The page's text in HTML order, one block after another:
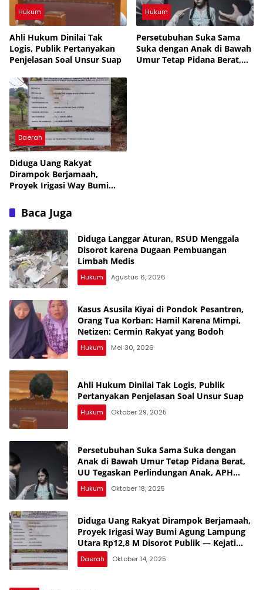
Hukum
Ahli Hukum Dinilai Tak
Logis, Publik Pertanyakan
Penjelasan Soal Unsur Suap
Hukum
Persetubuhan Suka Sama
Suka dengan Anak di Bawah
Umur Tetap Pidana Berat,
Daerah
Diduga Uang Rakyat
Dirampok Berjamaah,
Proyek Irigasi Way Bumi
Rp12,8 M Disorot Publik —
Kejati Turun, Tapi Bungkam!
Baca Juga
Diduga Langgar Aturan, RSUD Menggala
Disorot karena Dugaan Pembuangan
Limbah Medis
Hukum Agustus 6, 2026
Kasus Asusila Kiyai di Pondok Pesantren,
Orang Tua Korban: Hamil Karena Mimpi,
Netizen: Cermin Rakyat yang Bodoh
Hukum Mei 30, 2026
Ahli Hukum Dinilai Tak Logis, Publik
Pertanyakan Penjelasan Soal Unsur Suap
Hukum Oktober 29, 2025
Persetubuhan Suka Sama Suka dengan
Anak di Bawah Umur Tetap Pidana Berat,
UU Tegaskan Perlindungan Anak, APH
Lampura Diminta Tegas, Banyak yang
Belum Diungkap, Periksa Semua SMA,
Hukum Oktober 18, 2025
Diduga Uang Rakyat Dirampok Berjamaah,
Proyek Irigasi Way Bumi Agung Lampung
Utara Rp12,8 M Disorot Publik — Kejati
Turun, Tapi Bungkam!
Daerah Oktober 14, 2025